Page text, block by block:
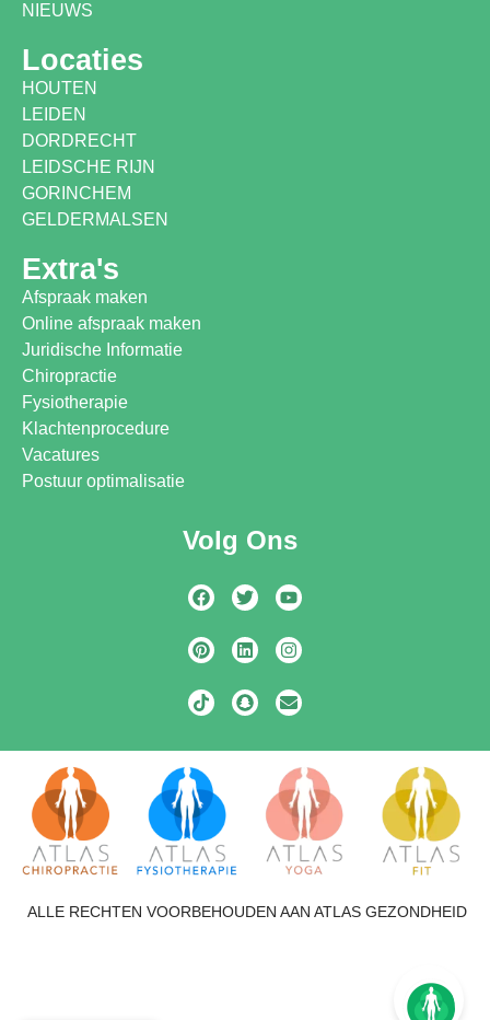
NIEUWS
Locaties
HOUTEN
LEIDEN
DORDRECHT
LEIDSCHE RIJN
GORINCHEM
GELDERMALSEN
Extra's
Afspraak maken
Online afspraak maken
Juridische Informatie
Chiropractie
Fysiotherapie
Klachtenprocedure
Vacatures
Postuur optimalisatie
Volg Ons
ALLE RECHTEN VOORBEHOUDEN AAN ATLAS GEZONDHEID